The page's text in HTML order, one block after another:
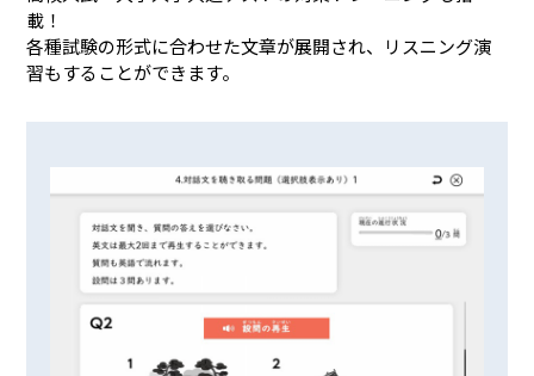
載！
各種試験の形式に合わせた文章が展開され、リスニング演
習もすることができます。